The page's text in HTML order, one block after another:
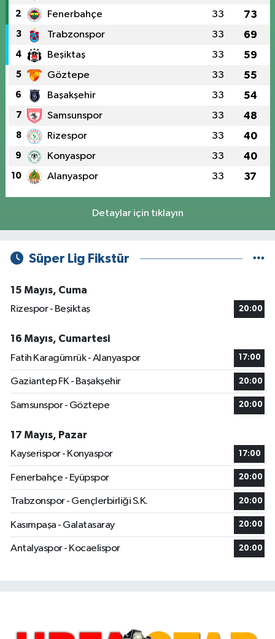
2 Fenerbahçe 33 73
3 Trabzonspor 33 69
4 Beşiktaş 33 59
5 Göztepe 33 55
6 Başakşehir 33 54
7 Samsunspor 33 48
8 Rizespor 33 40
9 Konyaspor 33 40
10 Alanyaspor 33 37
Detaylar için tıklayın
Süper Lig Fikstür
15 Mayıs, Cuma
Rizespor - Beşiktaş
20:00
16 Mayıs, Cumartesi
Fatih Karagümrük - Alanyaspor
17:00
Gaziantep FK - Başakşehir 20:00
Samsunspor - Göztepe 20:00
17 Mayıs, Pazar
Kayserispor - Konyaspor
17:00
Fenerbahçe - Eyüpspor 20:00
Trabzonspor - Gençlerbirliği S.K. 20:00
Kasımpaşa - Galatasaray 20:00
Antalyaspor - Kocaelispor 20:00